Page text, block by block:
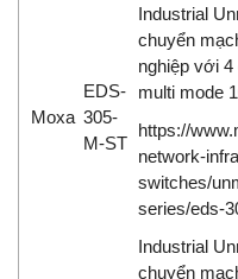
Moxa
EDS-
305-
M-ST
Industrial
chuyển
nghiệp với
multi mode
https://
network-
switches/
series/eds-
Industrial
chuyển